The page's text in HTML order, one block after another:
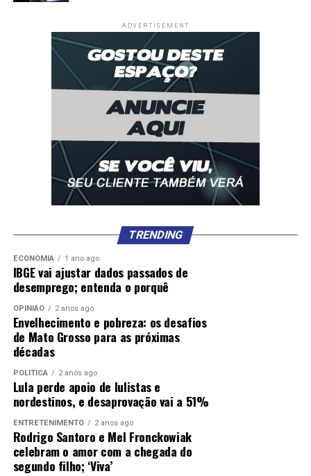
ADVERTISEMENT
TRENDING
ECONOMIA 1 ano ago
IBGE vai ajustar dados passados de
desemprego; entenda o porquê
OPINIÃO 2 anos ago
Envelhecimento e pobreza: os desafios
de Mato Grosso para as próximas
décadas
POLÍTICA 2 anos ago
Lula perde apoio de lulistas e
nordestinos, e desaprovação vai a 51%
ENTRETENIMENTO 2 anos ago
Rodrigo Santoro e Mel Fronckowiak
celebram o amor com a chegada do
segundo filho; ‘Viva’